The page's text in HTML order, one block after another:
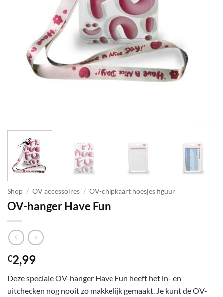
Shop / OV accessoires / OV-chipkaart hoesjes figuur
OV-hanger Have Fun
€2,99
Deze speciale OV-hanger Have Fun heeft het in- en
uitchecken nog nooit zo makkelijk gemaakt. Je kunt de OV-